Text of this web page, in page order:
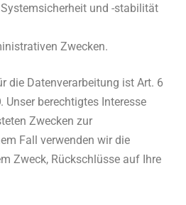
und -stabilität
Zwecken.
die Datenverarbeitung ist Art. 6
Unser berechtigtes Interesse
Zwecken zur
Fall verwenden wir die
Zweck, Rückschlüsse auf Ihre